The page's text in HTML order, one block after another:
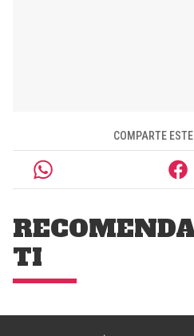
COMPARTE
TI